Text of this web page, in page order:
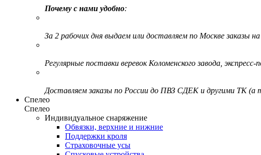
Почему с нами удобно:
За 2 рабочих дня выдаем или доставляем по Москве заказы
Регулярные поставки веревок Коломенского завода,
Доставляем заказы по России до ПВЗ СДЕК и другими ТК
Спелео
Спелео
Индивидуальное снаряжение
Обвязки, верхние и нижние
Поддержки кроля
Страховочные усы